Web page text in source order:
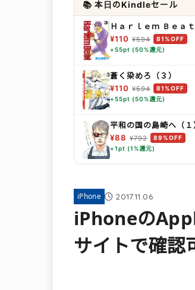
📚 本日のKindleセール
Ｈａｒｌｅｍ Ｂｅａｔ
¥110 ¥594
81%OFF
+55pt (50%還元)
蒼く染めろ（３）
¥110 ¥594
81%OFF
+55pt (50%還元)
平和の国の島崎へ（１
¥88 ¥792
89%OFF
+1pt (1%還元)
iPhone 2017.11.06
iPhoneの
サイトで確認